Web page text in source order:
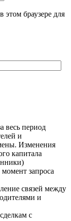
этом браузере для
весь период
и
Изменения
капитала
запроса
связей между
и
с